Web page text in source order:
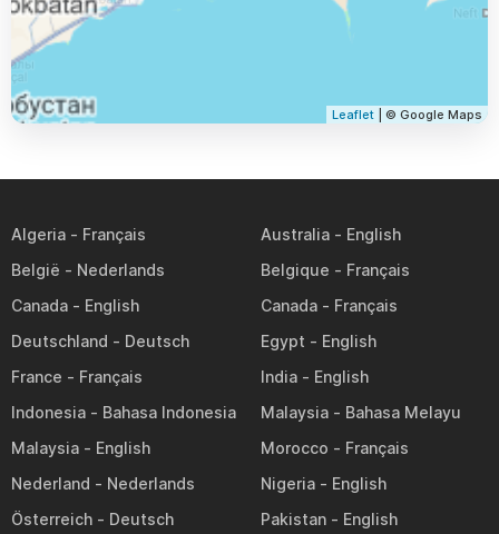
Leaflet | © Google Maps
Algeria
Australia
België
Belgique
Canada
Canada
Deutschland
Egypt
France
India
Indonesia
Malaysia
Malaysia
Morocco
Nederland
Nigeria
Österreich
Pakistan